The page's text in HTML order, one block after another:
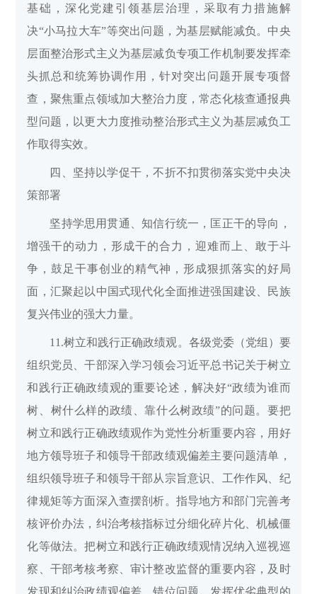
基础，深化党建引领基层治理，采取有力措施解
决“小马拉大车”等突出问题，为基层赋能减负。中央
层面整治形式主义为基层减负专项工作机制要发挥牵
头抓总和统筹协调作用，针对突出问题开展专项督
查，聚焦重点领域加大整治力度，常态化核查通报典
型问题，以更大力度推动整治形式主义为基层减负工
作取得实效。
四、坚持以学促干，不折不扣贯彻落实党中央决
策部署
坚持学思用贯通、知信行统一，匡正干的导向，
增强干的动力，形成干的合力，迎难而上、敢于斗
争，鼓足干事创业的精气神，形成狠抓落实的好局
面，汇聚起以中国式现代化全面推进强国建设、民族
复兴伟业的强大力量。
11.树立和践行正确政绩观。各级党委（党组）要
组织党员、干部深入学习领会习近平总书记关于树立
和践行正确政绩观的重要论述，解决好“政绩为谁而
树、树什么样的政绩、靠什么树政绩”的问题。要把
树立和践行正确政绩观作为党性分析重要内容，用好
地方领导班子和领导干部政绩观偏差主要问题清单，
组织领导班子和领导干部从宗旨意识、工作作风、纪
律规矩等方面深入查摆剖析。指导地方和部门完善考
核评价办法，纠治考核指标过分细化碎片化、机械僵
化等做法。把树立和践行正确政绩观情况纳入巡视巡
察、干部考核考察、审计整改监督的重要内容，及时
发现和纠治政绩观偏差、错位问题。发挥优劣典型的